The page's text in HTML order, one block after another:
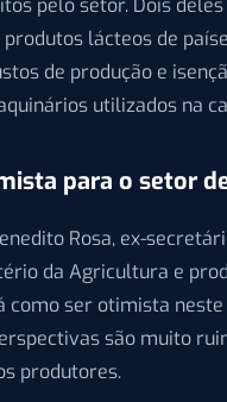
pelo setor. Dois
lácteos de
de produção e
utilizados na
para o setor
Rosa, ex-
da Agricultura e
como ser otimista
são muito
produtores.